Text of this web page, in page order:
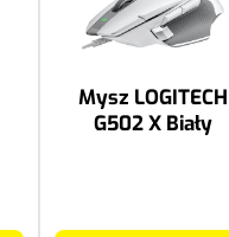
Mysz LOGITECH
G502 X Biały